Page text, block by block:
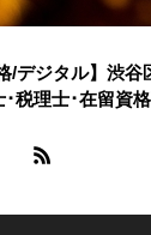
/デジタル】渋谷
･税理士･在留資